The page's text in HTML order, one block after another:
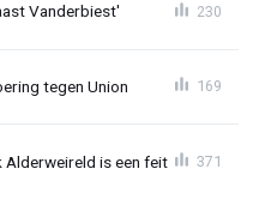
Vanderbiest' 230
tegen Union 169
Alderweireld is een feit 371